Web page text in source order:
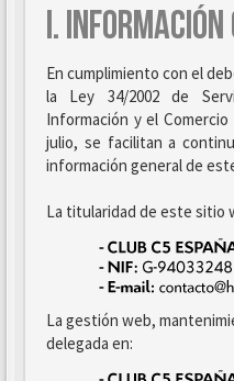
I.
En cumplimiento con el
la Ley 34/2002 de
Información y el Comercio
julio, se facilitan a
información general de
La titularidad de este sitio
La gestión web,
delegada en: